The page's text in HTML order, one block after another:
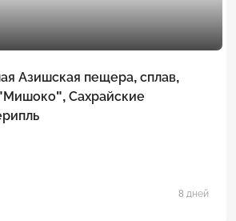
Сахрайские
8 дней